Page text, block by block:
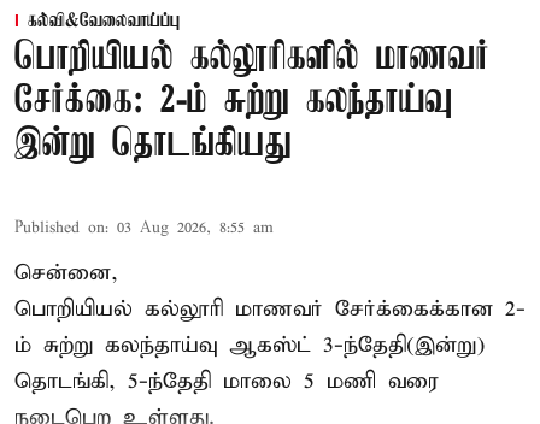
கல்வி&வேலைவாய்ப்பு
பொறியியல் கல்லூரிகளில் மாணவர்
சேர்க்கை: 2-ம் சுற்று கலந்தாய்வு
இன்று தொடங்கியது
Published on: 03 Aug 2026, 8:55 am
சென்னை,
பொறியியல் கல்லூரி மாணவர் சேர்க்கைக்கான 2-
ம் சுற்று கலந்தாய்வு ஆகஸ்ட் 3-ந்தேதி(இன்று)
தொடங்கி, 5-ந்தேதி மாலை 5 மணி வரை
நடைபெற உள்ளது.